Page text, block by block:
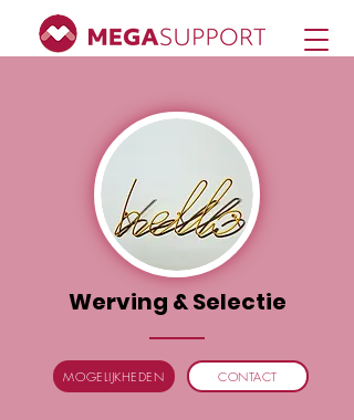
Werving & Selectie
MOGELIJKHEDEN CONTACT